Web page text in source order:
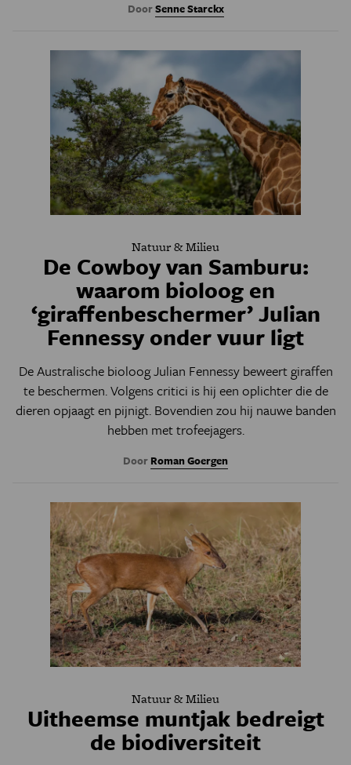
DoorSenne Starckx
Natuur & Milieu
De Cowboy van Samburu:
waarom bioloog en
‘giraffenbeschermer’ Julian
Fennessy onder vuur ligt
De Australische bioloog Julian Fennessy beweert giraffen
te beschermen. Volgens critici is hij een oplichter die de
dieren opjaagt en pijnigt. Bovendien zou hij nauwe banden
hebben met trofeejagers.
Door Roman Goergen
Natuur & Milieu
Uitheemse muntjak bedreigt
de biodiversiteit